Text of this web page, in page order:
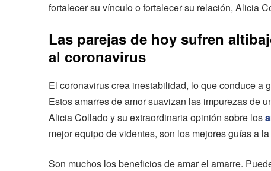
fortalecer su vínculo o fortalecer su relación, Alicia
Las parejas de hoy sufren
al coronavirus
El coronavirus crea inestabilidad, lo que conduce a
Estos amarres de amor suavizan las impurezas de
Alicia Collado y su extraordinaria opinión sobre los
mejor equipo de videntes, son los mejores guías a
Son muchos los beneficios de amar el amarre.